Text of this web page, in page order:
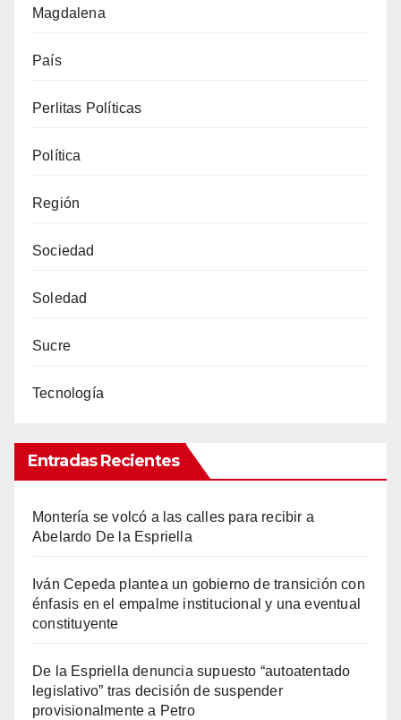
Magdalena
País
Perlitas Políticas
Política
Región
Sociedad
Soledad
Sucre
Tecnología
Entradas Recientes
Montería se volcó a las calles para recibir a
Abelardo De la Espriella
Iván Cepeda plantea un gobierno de transición con
énfasis en el empalme institucional y una eventual
constituyente
De la Espriella denuncia supuesto “autoatentado
legislativo” tras decisión de suspender
provisionalmente a Petro